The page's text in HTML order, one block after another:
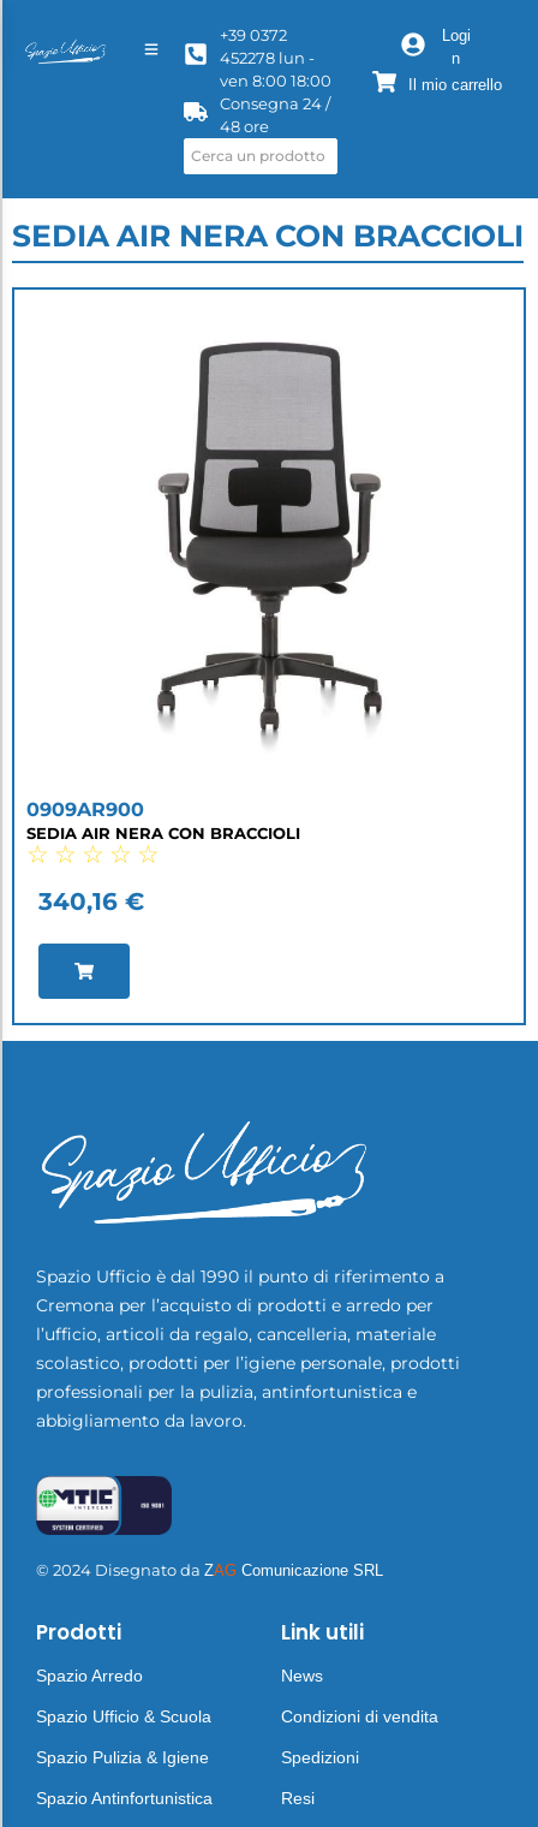
+39 0372
452278 lun -
ven 8:00 18:00
Consegna 24 /
48 ore
Logi
n
Il mio carrello
SEDIA AIR NERA CON BRACCIOLI
0909AR900
SEDIA AIR NERA CON BRACCIOLI
☆ ☆ ☆ ☆ ☆
340,16 €
Spazio Ufficio è dal 1990 il punto di riferimento a
Cremona per l’acquisto di prodotti e arredo per
l’ufficio, articoli da regalo, cancelleria, materiale
scolastico, prodotti per l’igiene personale, prodotti
professionali per la pulizia, antinfortunistica e
abbigliamento da lavoro.
© 2024 Disegnato da ZAG Comunicazione SRL
Prodotti
Spazio Arredo
Spazio Ufficio & Scuola
Spazio Pulizia & Igiene
Spazio Antinfortunistica
Link utili
News
Condizioni di vendita
Spedizioni
Resi